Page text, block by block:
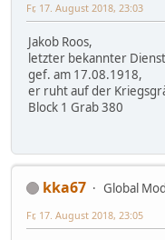
Fr, 17. August 2018, 23:03
Jakob Roos,
letzter bekannter
gef. am 17.08.1918,
er ruht auf der
Block 1 Grab 380
kka67
Global
Fr, 17. August 2018, 23:05